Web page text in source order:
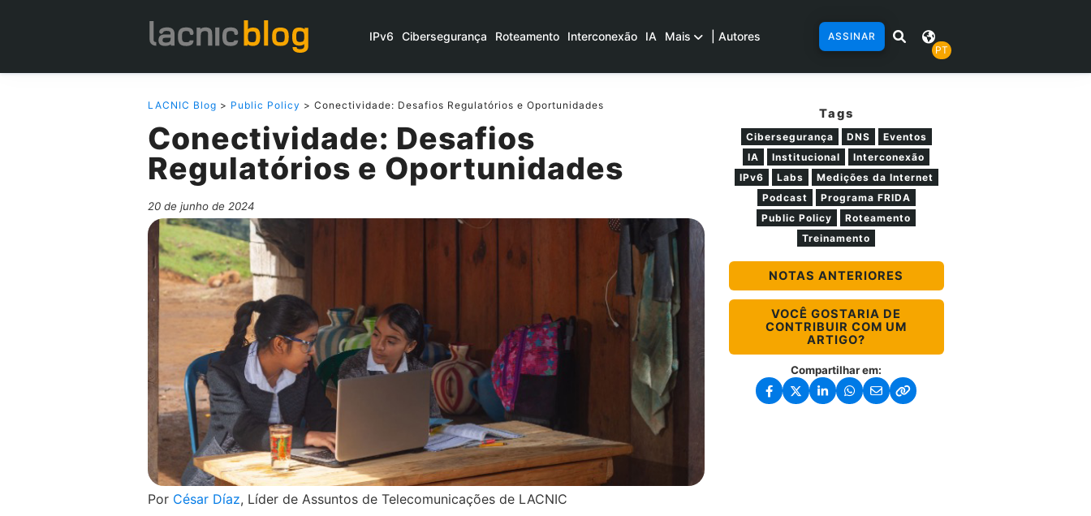
IPv6 Cibersegurança Roteamento Interconexão IA Mais | Autores
ASSINAR
PT
LACNIC Blog > Public Policy > Conectividade: Desafios Regulatórios e Oportunidades
Conectividade: Desafios
Regulatórios e Oportunidades
20 de junho de 2024
Por César Díaz, Líder de Assuntos de Telecomunicações de LACNIC
Tags
Cibersegurança DNS
Eventos
IA
Institucional
Interconexão
IPv6
Labs
Medições da Internet
Podcast
Programa FRIDA
Public Policy
Roteamento
Treinamento
NOTAS ANTERIORES
VOCÊ GOSTARIA DE
CONTRIBUIR COM UM
ARTIGO?
Compartilhar em: